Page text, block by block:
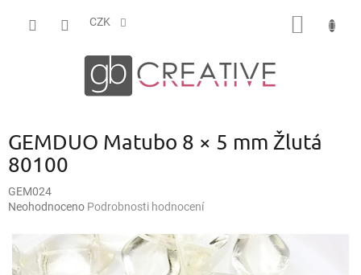
CZK
GEMDUO Matubo 8 × 5 mm Žlutá
80100
GEM024
Průměrné
produktu
je
0,0
Neohodnoceno Podrobnosti hodnocení